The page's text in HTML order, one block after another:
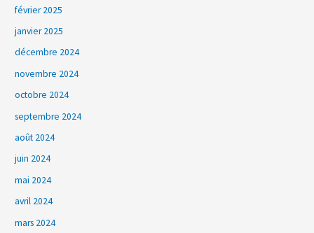
février 2025
janvier 2025
décembre 2024
novembre 2024
octobre 2024
septembre 2024
août 2024
juin 2024
mai 2024
avril 2024
mars 2024